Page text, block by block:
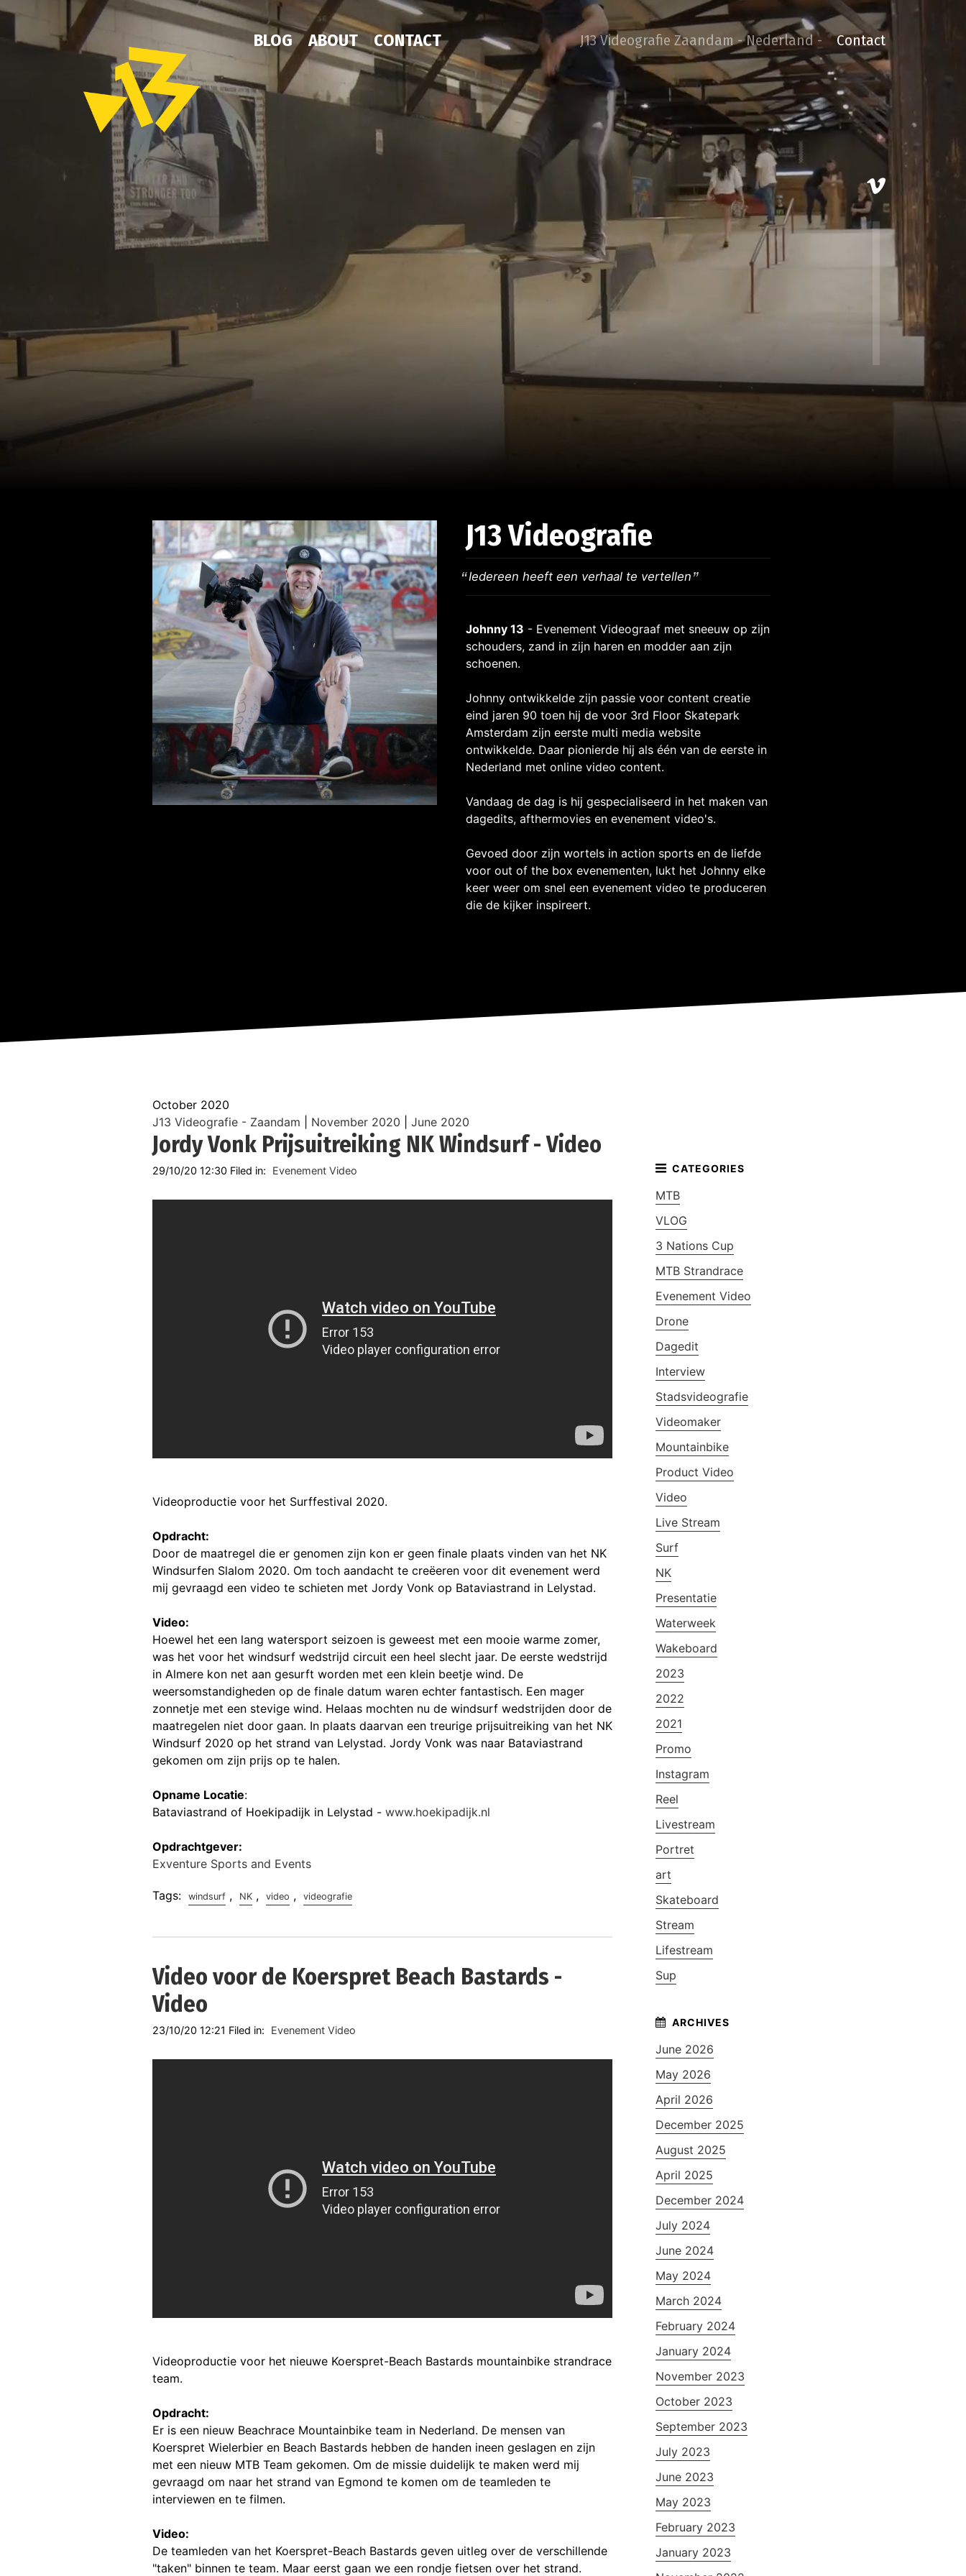
BLOG ABOUT CONTACT J13 Videografie Zaandam - Nederland - Contact
J13 Videografie
Iedereen heeft een verhaal te vertellen
Johnny 13 - Evenement Videograaf met sneeuw op zijn
schouders, zand in zijn haren en modder aan zijn
schoenen.
Johnny ontwikkelde zijn passie voor content creatie
eind jaren 90 toen hij de voor 3rd Floor Skatepark
Amsterdam zijn eerste multi media website
ontwikkelde. Daar pionierde hij als één van de eerste in
Nederland met online video content.
Vandaag de dag is hij gespecialiseerd in het maken van
dagedits, afthermovies en evenement video's.
Gevoed door zijn wortels in action sports en de liefde
voor out of the box evenementen, lukt het Johnny elke
keer weer om snel een evenement video te produceren
die de kijker inspireert.
October 2020
J13 Videografie - Zaandam
November 2020 June 2020
Jordy Vonk Prijsuitreiking NK Windsurf - Video
29/10/20 12:30 Filed in: Evenement Video
Videoproductie voor het Surffestival 2020.
Opdracht:
Door de maatregel die er genomen zijn kon er geen finale plaats vinden van het NK
Windsurfen Slalom 2020. Om toch aandacht te creëeren voor dit evenement werd
mij gevraagd een video te schieten met Jordy Vonk op Bataviastrand in Lelystad.
Video:
Hoewel het een lang watersport seizoen is geweest met een mooie warme zomer,
was het voor het windsurf wedstrijd circuit een heel slecht jaar. De eerste wedstrijd
in Almere kon net aan gesurft worden met een klein beetje wind. De
weersomstandigheden op de finale datum waren echter fantastisch. Een mager
zonnetje met een stevige wind. Helaas mochten nu de windsurf wedstrijden door de
maatregelen niet door gaan. In plaats daarvan een treurige prijsuitreiking van het NK
Windsurf 2020 op het strand van Lelystad. Jordy Vonk was naar Bataviastrand
gekomen om zijn prijs op te halen.
Opname Locatie:
Bataviastrand of Hoekipadijk in Lelystad - www.hoekipadijk.nl
Opdrachtgever:
Exventure Sports and Events
Tags: windsurf , NK , video , videografie
Video voor de Koerspret Beach Bastards -
Video
23/10/20 12:21 Filed in: Evenement Video
Videoproductie voor het nieuwe Koerspret-Beach Bastards mountainbike strandrace
team.
Opdracht:
Er is een nieuw Beachrace Mountainbike team in Nederland. De mensen van
Koerspret Wielerbier en Beach Bastards hebben de handen ineen geslagen en zijn
met een nieuw MTB Team gekomen. Om de missie duidelijk te maken werd mij
gevraagd om naar het strand van Egmond te komen om de teamleden te
interviewen en te filmen.
Video:
De teamleden van het Koerspret-Beach Bastards geven uitleg over de verschillende
"taken" binnen te team. Maar eerst gaan we een rondje fietsen over het strand.
MTB
VLOG
3 Nations Cup
MTB Strandrace
Evenement Video
Drone
Dagedit
Interview
Stadsvideografie
Videomaker
Mountainbike
Product Video
Video
Live Stream
Surf
NK
Presentatie
Waterweek
Wakeboard
2023
2022
2021
Promo
Instagram
Reel
Livestream
Portret
art
Skateboard
Stream
Lifestream
Sup
June 2026
May 2026
April 2026
December 2025
August 2025
April 2025
December 2024
July 2024
June 2024
May 2024
March 2024
February 2024
January 2024
November 2023
October 2023
September 2023
July 2023
June 2023
May 2023
February 2023
January 2023